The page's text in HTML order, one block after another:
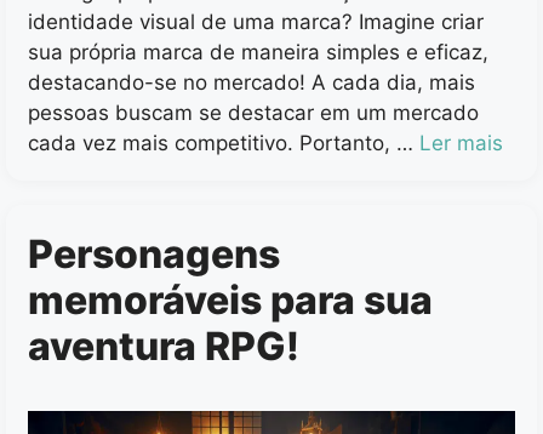
identidade visual de uma marca? Imagine criar
sua própria marca de maneira simples e eficaz,
destacando-se no mercado! A cada dia, mais
pessoas buscam se destacar em um mercado
cada vez mais competitivo. Portanto, … Ler mais
Personagens
memoráveis para sua
aventura RPG!